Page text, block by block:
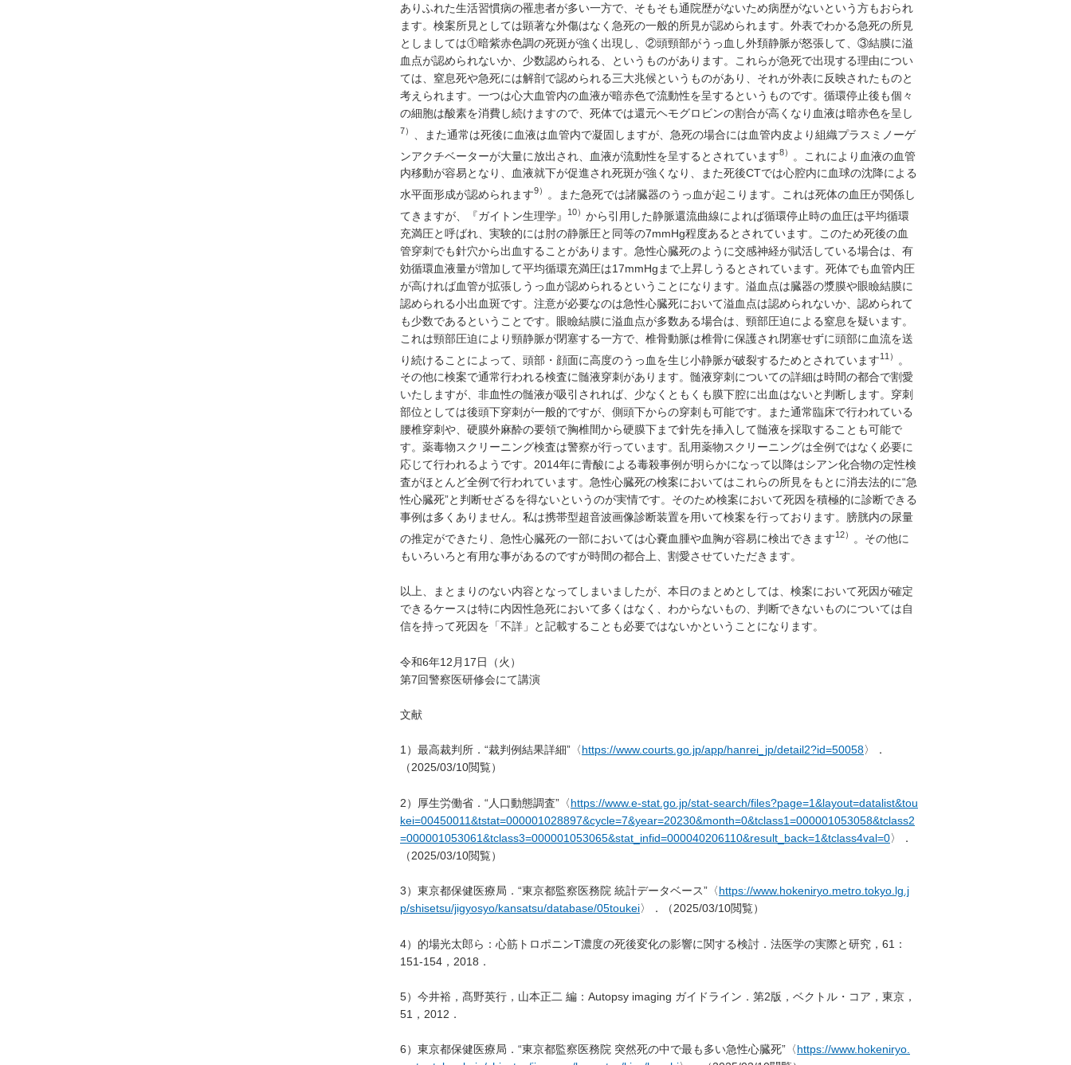
ありふれた生活習慣病の罹患者が多い一方で、そもそも通院歴がないため病歴がないという方もおられ
ます。検案所見としては顕著な外傷はなく急死の一般的所見が認められます。外表でわかる急死の所見
としましては①暗紫赤色調の死斑が強く出現し、②頭頸部がうっ血し外頚静脈が怒張して、③結膜に溢
血点が認められないか、少数認められる、というものがあります。これらが急死で出現する理由につい
ては、窒息死や急死には解剖で認められる三大兆候というものがあり、それが外表に反映されたものと
考えられます。一つは心大血管内の血液が暗赤色で流動性を呈するというものです。循環停止後も個々
の細胞は酸素を消費し続けますので、死体では還元ヘモグロビンの割合が高くなり血液は暗赤色を呈し
7）
、また通常は死後に血液は血管内で凝固しますが、急死の場合には血管内皮より組織プラスミノーゲ
ンアクチベーターが大量に放出され、血液が流動性を呈するとされています8）
。これにより血液の血管
内移動が容易となり、血液就下が促進され死斑が強くなり、また死後CTでは心腔内に血球の沈降による
水平面形成が認められます9）
。また急死では諸臓器のうっ血が起こります。これは死体の血圧が関係し
てきますが、『ガイトン生理学』
10） から引用した静脈還流曲線によれば循環停止時の血圧は平均循環
充満圧と呼ばれ、実験的には肘の静脈圧と同等の7mmHg程度あるとされています。このため死後の血
管穿刺でも針穴から出血することがあります。急性心臓死のように交感神経が賦活している場合は、有
効循環血液量が増加して平均循環充満圧は17mmHgまで上昇しうるとされています。死体でも血管内圧
が高ければ血管が拡張しうっ血が認められるということになります。溢血点は臓器の漿膜や眼瞼結膜に
認められる小出血斑です。注意が必要なのは急性心臓死において溢血点は認められないか、認められて
も少数であるということです。眼瞼結膜に溢血点が多数ある場合は、頸部圧迫による窒息を疑います。
これは頸部圧迫により頸静脈が閉塞する一方で、椎骨動脈は椎骨に保護され閉塞せずに頭部に血流を送
り続けることによって、頭部・顔面に高度のうっ血を生じ小静脈が破裂するためとされています11）
。
その他に検案で通常行われる検査に髄液穿刺があります。髄液穿刺についての詳細は時間の都合で割愛
いたしますが、非血性の髄液が吸引されれば、少なくともくも膜下腔に出血はないと判断します。穿刺
部位としては後頭下穿刺が一般的ですが、側頭下からの穿刺も可能です。また通常臨床で行われている
腰椎穿刺や、硬膜外麻酔の要領で胸椎間から硬膜下まで針先を挿入して髄液を採取することも可能で
す。薬毒物スクリーニング検査は警察が行っています。乱用薬物スクリーニングは全例ではなく必要に
応じて行われるようです。2014年に青酸による毒殺事例が明らかになって以降はシアン化合物の定性検
査がほとんど全例で行われています。急性心臓死の検案においてはこれらの所見をもとに消去法的に“急
性心臓死”と判断せざるを得ないというのが実情です。そのため検案において死因を積極的に診断できる
事例は多くありません。私は携帯型超音波画像診断装置を用いて検案を行っております。膀胱内の尿量
の推定ができたり、急性心臓死の一部においては心嚢血腫や血胸が容易に検出できます12）
。その他に
もいろいろと有用な事があるのですが時間の都合上、割愛させていただきます。
以上、まとまりのない内容となってしまいましたが、本日のまとめとしては、検案において死因が確定
できるケースは特に内因性急死において多くはなく、わからないもの、判断できないものについては自
信を持って死因を「不詳」と記載することも必要ではないかということになります。
令和6年12月17日（火）
第7回警察医研修会にて講演
文献
1）最高裁判所．“裁判例結果詳細”〈https://www.courts.go.jp/app/hanrei_jp/detail2?id=50058〉．
（2025/03/10閲覧）
2）厚生労働省．“人口動態調査”〈https://www.e-stat.go.jp/stat-search/files?page=1&layout=datalist&tou
kei=00450011&tstat=000001028897&cycle=7&year=20230&month=0&tclass1=000001053058&tclass2
=000001053061&tclass3=000001053065&stat_infid=000040206110&result_back=1&tclass4val=0〉．
（2025/03/10閲覧）
3）東京都保健医療局．“東京都監察医務院 統計データベース”〈https://www.hokeniryo.metro.tokyo.lg.j
p/shisetsu/jigyosyo/kansatsu/database/05toukei〉．（2025/03/10閲覧）
4）的場光太郎ら：心筋トロポニンT濃度の死後変化の影響に関する検討．法医学の実際と研究，61：
151-154，2018．
5）今井裕，髙野英行，山本正二 編：Autopsy imaging ガイドライン．第2版，ベクトル・コア，東京，
51，2012．
6）東京都保健医療局．“東京都監察医務院 突然死の中で最も多い急性心臓死”〈https://www.hokeniryo.